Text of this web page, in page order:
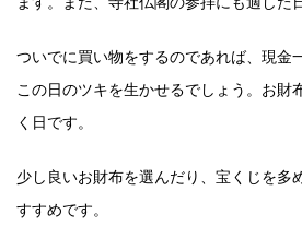
ついでに買い物をするのであれば、現金
この日のツキを生かせるでしょう。お財
く日です。
少し良いお財布を選んだり、宝くじを多
すすめです。